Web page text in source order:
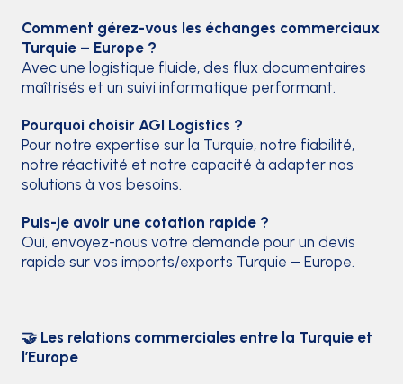
Comment gérez-vous les échanges commerciaux
Turquie – Europe ?
Avec une logistique fluide, des flux documentaires
maîtrisés et un suivi informatique performant.
Pourquoi choisir AGI Logistics ?
Pour notre expertise sur la Turquie, notre fiabilité,
notre réactivité et notre capacité à adapter nos
solutions à vos besoins.
Puis-je avoir une cotation rapide ?
Oui, envoyez-nous votre demande pour un devis
rapide sur vos imports/exports Turquie – Europe.
🤝 Les relations commerciales entre la Turquie et
l’Europe